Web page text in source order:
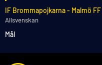
IF Brommapojkarna- Malmö FF
Allsvenskan
Mål